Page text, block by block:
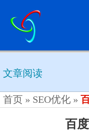
文章阅读
首页 » SEO优化 »
百